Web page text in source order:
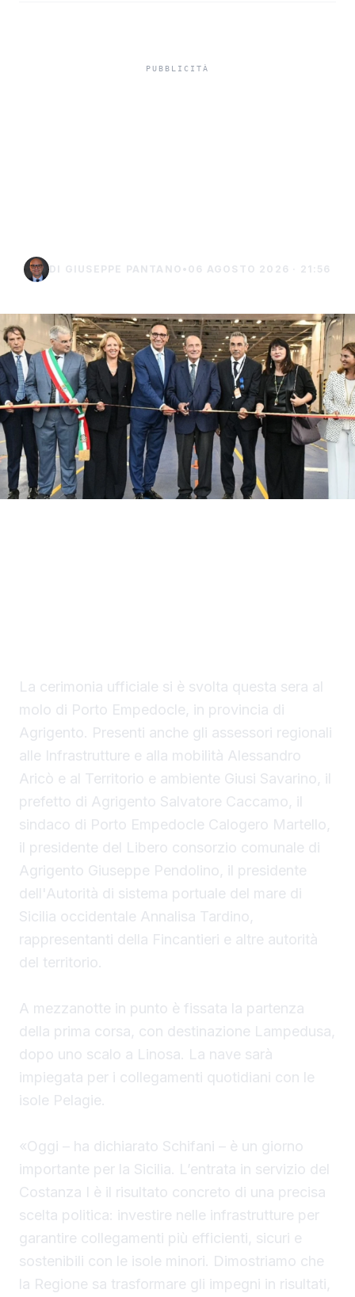
DI GIUSEPPE PANTANO • 06 AGOSTO 2026 · 21:56
La cerimonia ufficiale si è svolta questa sera al
molo di Porto Empedocle, in provincia di
Agrigento. Presenti anche gli assessori regionali
alle Infrastrutture e alla mobilità Alessandro
Aricò e al Territorio e ambiente Giusi Savarino, il
prefetto di Agrigento Salvatore Caccamo, il
sindaco di Porto Empedocle Calogero Martello,
il presidente del Libero consorzio comunale di
Agrigento Giuseppe Pendolino, il presidente
dell'Autorità di sistema portuale del mare di
Sicilia occidentale Annalisa Tardino,
rappresentanti della Fincantieri e altre autorità
del territorio.
A mezzanotte in punto è fissata la partenza
della prima corsa, con destinazione Lampedusa,
dopo uno scalo a Linosa. La nave sarà
impiegata per i collegamenti quotidiani con le
isole Pelagie.
«Oggi – ha dichiarato Schifani – è un giorno
importante per la Sicilia. L’entrata in servizio del
Costanza I è il risultato concreto di una precisa
scelta politica: investire nelle infrastrutture per
garantire collegamenti più efficienti, sicuri e
sostenibili con le isole minori. Dimostriamo che
la Regione sa trasformare gli impegni in risultati,